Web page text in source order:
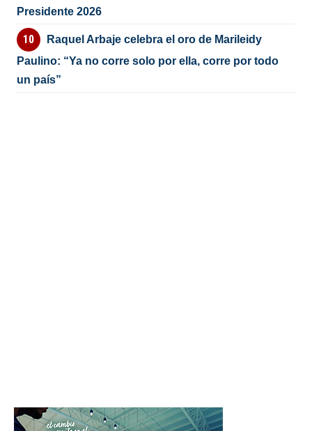
Presidente 2026
Raquel Arbaje celebra el oro de Marileidy
Paulino: “Ya no corre solo por ella, corre por todo
un país”